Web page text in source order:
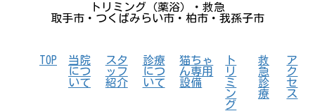
トリミング（薬浴）・救急
取手市・つくばみらい市・柏市・我孫子市
TOP
当院
につ
いて
スタ
ッフ
紹介
診療
につ
いて
猫ちゃ
ん専用
設備
ト
リ
ミ
ン
グ
救
急
診
療
ア
ク
セ
ス